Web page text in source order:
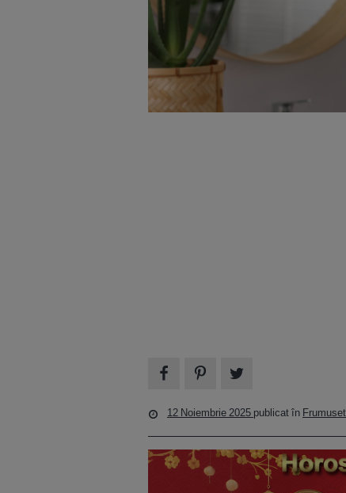
12 Noiembrie 2025 publicat în